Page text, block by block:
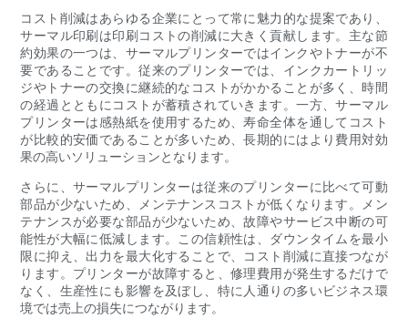
コスト削減はあらゆる企業にとって常に魅力的な提案であり、
サーマル印刷は印刷コストの削減に大きく貢献します。主な節
約効果の一つは、サーマルプリンターではインクやトナーが不
要であることです。従来のプリンターでは、インクカートリッ
ジやトナーの交換に継続的なコストがかかることが多く、時間
の経過とともにコストが蓄積されていきます。一方、サーマル
プリンターは感熱紙を使用するため、寿命全体を通してコスト
が比較的安価であることが多いため、長期的にはより費用対効
果の高いソリューションとなります。
さらに、サーマルプリンターは従来のプリンターに比べて可動
部品が少ないため、メンテナンスコストが低くなります。メン
テナンスが必要な部品が少ないため、故障やサービス中断の可
能性が大幅に低減します。この信頼性は、ダウンタイムを最小
限に抑え、出力を最大化することで、コスト削減に直接つなが
ります。プリンターが故障すると、修理費用が発生するだけで
なく、生産性にも影響を及ぼし、特に人通りの多いビジネス環
境では売上の損失につながります。